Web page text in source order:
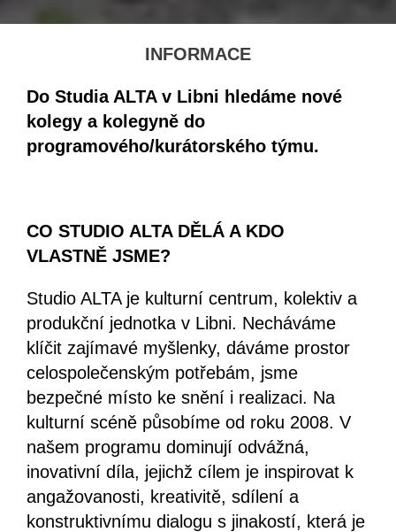
INFORMACE
Do Studia ALTA v Libni hledáme nové
kolegy a kolegyně do
programového/kurátorského týmu.
CO STUDIO ALTA DĚLÁ A KDO
VLASTNĚ JSME?
Studio ALTA je kulturní centrum, kolektiv a
produkční jednotka v Libni. Necháváme
klíčit zajímavé myšlenky, dáváme prostor
celospolečenským potřebám, jsme
bezpečné místo ke snění i realizaci. Na
kulturní scéně působíme od roku 2008. V
našem programu dominují odvážná,
inovativní díla, jejichž cílem je inspirovat k
angažovanosti, kreativitě, sdílení a
konstruktivnímu dialogu s jinakostí, která je